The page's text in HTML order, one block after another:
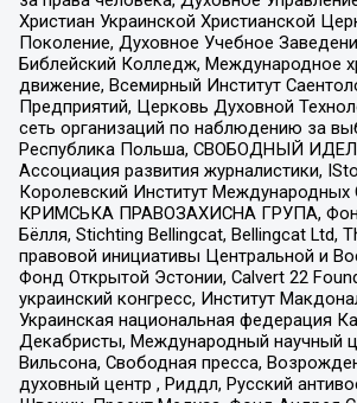
Христиан Украинской Христианской
Поколение, Духовное Учебное
Библейский Колледж, Международное
движение, Всемирный Институт
Предприятий, Церковь Духовной
сеть организаций по наблюдению за
Республика Польша, СВОБОДНЫЙ
Ассоциация развития журналистики,
Королевский Институт Международных
КРИМСЬКА ПРАВОЗАХИСНА ГРУПА,
Бёлля, Stichting Bellingcat, Bellingcat Ltd,
правовой инициативы Центральной и
Фонд Открытой Эстонии, Calvert 22
украинский конгресс, Институт
Украинская национальная федерация
Декабристы, Международный научный
Вильсона, Свободная пресса,
духовный центр , Риддл, Русский